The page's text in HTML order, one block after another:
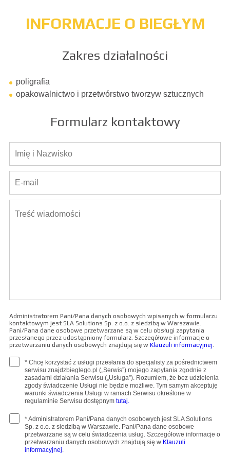
INFORMACJE O BIEGŁYM
Zakres działalności
poligrafia
opakowalnictwo i przetwórstwo tworzyw sztucznych
Formularz kontaktowy
Administratorem Pani/Pana danych osobowych wpisanych w formularzu
kontaktowym jest SLA Solutions Sp. z o.o. z siedzibą w Warszawie.
Pani/Pana dane osobowe przetwarzane są w celu obsługi zapytania
przesłanego przez udostępniony formularz. Szczegółowe informacje o
przetwarzaniu danych osobowych znajdują się w Klauzuli informacyjnej.
* Chcę korzystać z usługi przesłania do specjalisty za pośrednictwem
serwisu znajdzbieglego.pl („Serwis”) mojego zapytania zgodnie z
zasadami działania Serwisu („Usługa”). Rozumiem, że bez udzielenia
zgody świadczenie Usługi nie będzie możliwe. Tym samym akceptuję
warunki świadczenia Usługi w ramach Serwisu określone w
regulaminie Serwisu dostępnym tutaj.
* Administratorem Pani/Pana danych osobowych jest SLA Solutions
Sp. z o.o. z siedzibą w Warszawie. Pani/Pana dane osobowe
przetwarzane są w celu świadczenia usług. Szczegółowe informacje o
przetwarzaniu danych osobowych znajdują się w Klauzuli
informacyjnej.